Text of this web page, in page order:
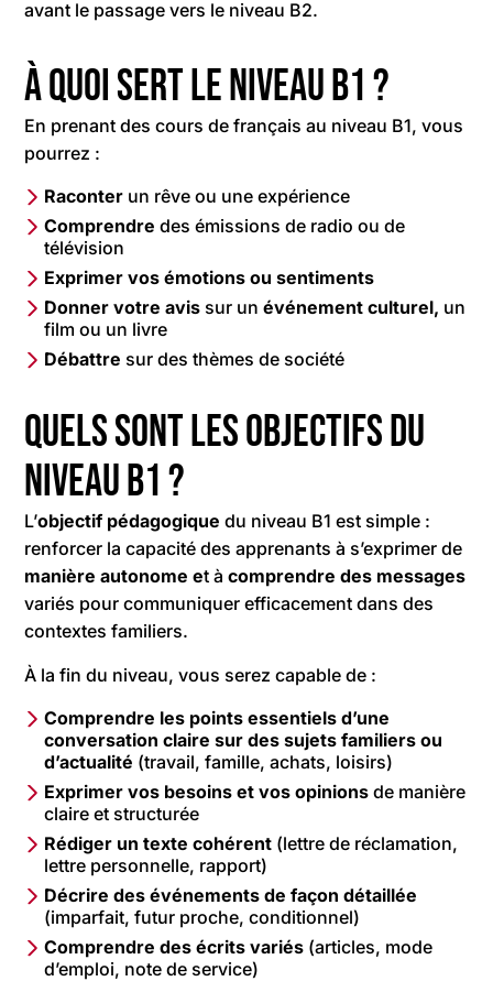
avant le passage vers le niveau B2.
À quoi sert le niveau B1 ?
En prenant des cours de français au niveau B1, vous
pourrez :
Raconter un rêve ou une expérience
Comprendre des émissions de radio ou de
télévision
Exprimer vos émotions ou sentiments
Donner votre avis sur un événement culturel, un
film ou un livre
Débattre sur des thèmes de société
Quels sont les objectifs du
niveau B1 ?
L’objectif pédagogique du niveau B1 est simple :
renforcer la capacité des apprenants à s’exprimer de
manière autonome et àcomprendre des messages
variés pour communiquer efficacement dans des
contextes familiers.
À la fin du niveau, vous serez capable de :
Comprendre les points essentiels d’une
conversation claire sur des sujets familiers ou
d’actualité (travail, famille, achats, loisirs)
Exprimer vos besoins et vos opinions de manière
claire et structurée
Rédiger un texte cohérent (lettre de réclamation,
lettre personnelle, rapport)
Décrire des événements de façon détaillée
(imparfait, futur proche, conditionnel)
Comprendre des écrits variés (articles, mode
d’emploi, note de service)